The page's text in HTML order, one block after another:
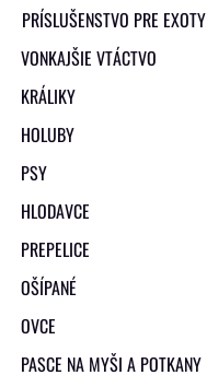
PRÍSLUŠENSTVO PRE EXOTY
VONKAJŠIE VTÁCTVO
KRÁLIKY
HOLUBY
PSY
HLODAVCE
PREPELICE
OŠÍPANÉ
OVCE
PASCE NA MYŠI A POTKANY